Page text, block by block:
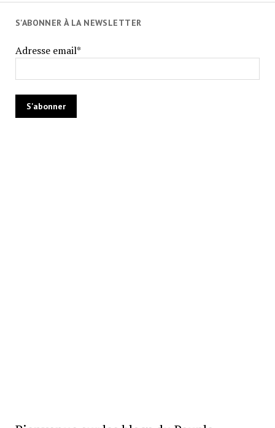
S'ABONNER À LA NEWSLETTER
Adresse email*